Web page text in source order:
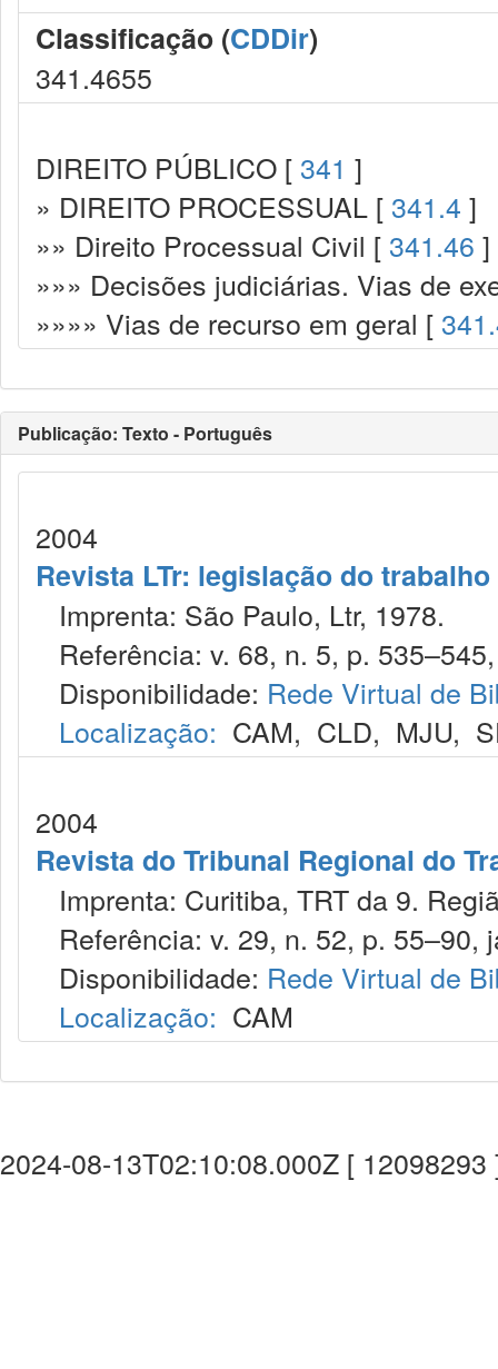
Classificação (CDDir)
341.4655
DIREITO PÚBLICO [ 341 ]
» DIREITO PROCESSUAL [ 341.4 ]
»» Direito Processual Civil [ 341.46 ]
»»» Decisões judiciárias. Vias de
»»»» Vias de recurso em geral [
Publicação: Texto - Português
2004
Revista LTr: legislação do trabalho
Imprenta: São Paulo, Ltr, 1978.
Referência: v. 68, n. 5, p.
Disponibilidade: Rede Virtual de
Localização: CAM, CLD, MJU,
2004
Revista do Tribunal Regional do
Imprenta: Curitiba, TRT da 9.
Referência: v. 29, n. 52, p. 55–90,
Disponibilidade: Rede Virtual de
Localização: CAM
2024-08-13T02:10:08.000Z [ 12098293